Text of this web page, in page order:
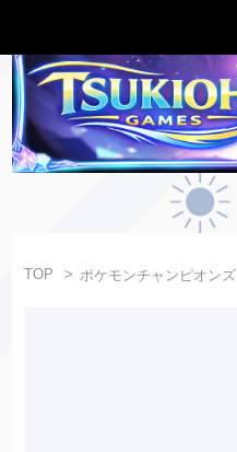
TOP ポケモンチャンピオンズ